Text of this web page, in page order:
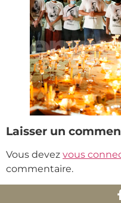
Laisser un
Vous devez vous
commentaire.